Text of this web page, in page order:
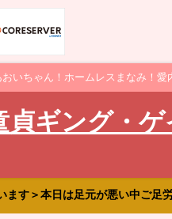
いちゃん！ホームレスまなみ！愛
ギング・ゲ
す＞本日は足元が悪い中ご足